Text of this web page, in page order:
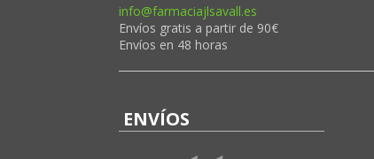
info@farmaciajlsavall.es
Envíos gratis a partir de 90€
Envíos en 48 horas
ENVÍOS